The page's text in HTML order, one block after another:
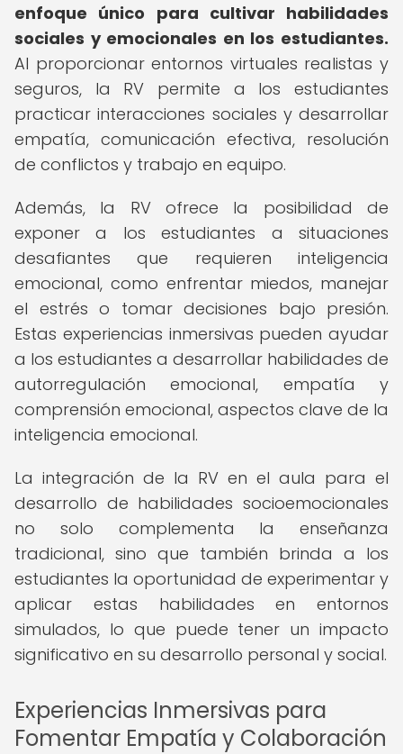
enfoque único para cultivar habilidades
sociales y emocionales en los estudiantes.
Al proporcionar entornos virtuales realistas y
seguros, la RV permite a los estudiantes
practicar interacciones sociales y desarrollar
empatía, comunicación efectiva, resolución
de conflictos y trabajo en equipo.
Además, la RV ofrece la posibilidad de
exponer a los estudiantes a situaciones
desafiantes que requieren inteligencia
emocional, como enfrentar miedos, manejar
el estrés o tomar decisiones bajo presión.
Estas experiencias inmersivas pueden ayudar
a los estudiantes a desarrollar habilidades de
autorregulación emocional, empatía y
comprensión emocional, aspectos clave de la
inteligencia emocional.
La integración de la RV en el aula para el
desarrollo de habilidades socioemocionales
no solo complementa la enseñanza
tradicional, sino que también brinda a los
estudiantes la oportunidad de experimentar y
aplicar estas habilidades en entornos
simulados, lo que puede tener un impacto
significativo en su desarrollo personal y social.
Experiencias Inmersivas para
Fomentar Empatía y Colaboración